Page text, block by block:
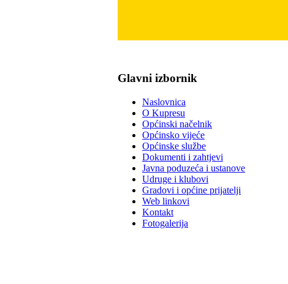
Glavni izbornik
Naslovnica
O Kupresu
Općinski načelnik
Općinsko vijeće
Općinske službe
Dokumenti i zahtjevi
Javna poduzeća i ustanove
Udruge i klubovi
Gradovi i općine prijatelji
Web linkovi
Kontakt
Fotogalerija